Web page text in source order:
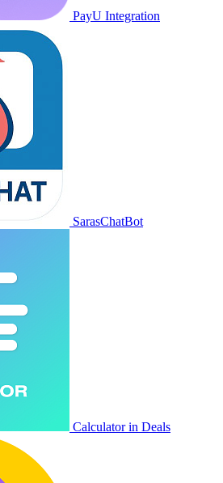
PayU Integration
SarasChatBot
Calculator in Deals